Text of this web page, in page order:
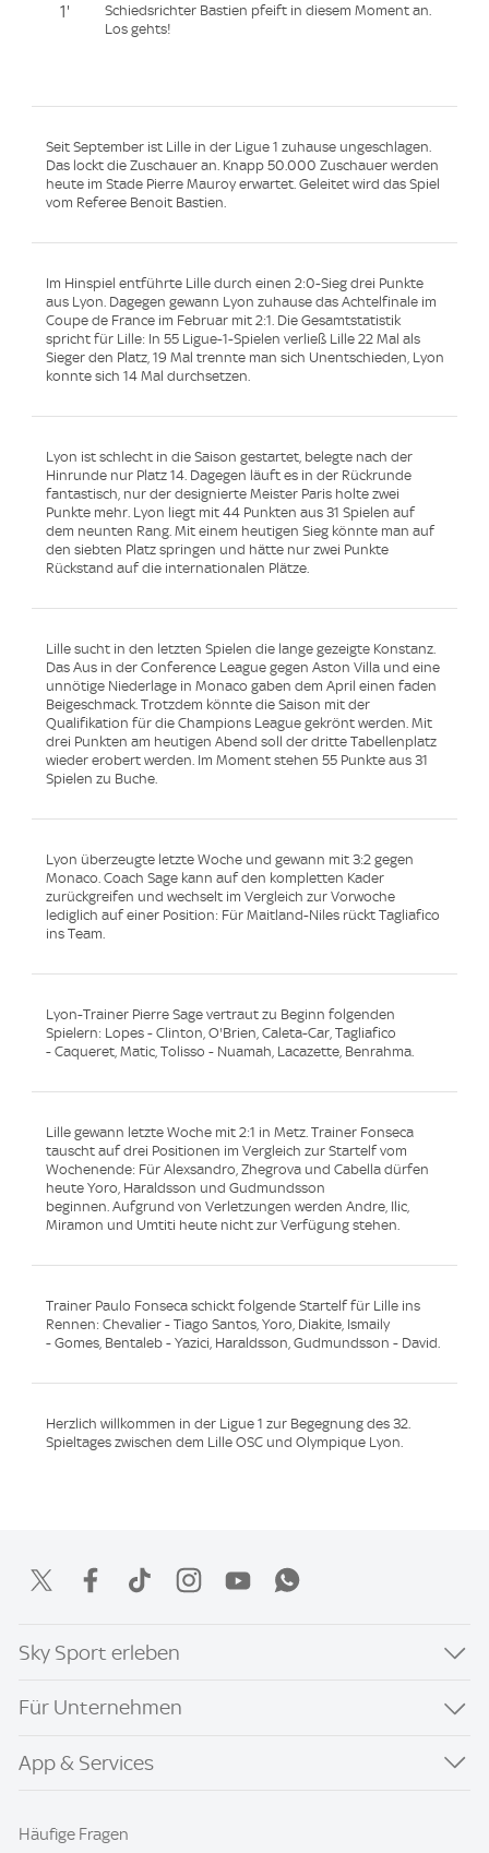
1'
Schiedsrichter Bastien pfeift in diesem Moment an.
Los gehts!
Seit September ist Lille in der Ligue 1 zuhause ungeschlagen.
Das lockt die Zuschauer an. Knapp 50.000 Zuschauer werden
heute im Stade Pierre Mauroy erwartet. Geleitet wird das Spiel
vom Referee Benoit Bastien.
Im Hinspiel entführte Lille durch einen 2:0-Sieg drei Punkte
aus Lyon. Dagegen gewann Lyon zuhause das Achtelfinale im
Coupe de France im Februar mit 2:1. Die Gesamtstatistik
spricht für Lille: In 55 Ligue-1-Spielen verließ Lille 22 Mal als
Sieger den Platz, 19 Mal trennte man sich Unentschieden, Lyon
konnte sich 14 Mal durchsetzen.
Lyon ist schlecht in die Saison gestartet, belegte nach der
Hinrunde nur Platz 14. Dagegen läuft es in der Rückrunde
fantastisch, nur der designierte Meister Paris holte zwei
Punkte mehr. Lyon liegt mit 44 Punkten aus 31 Spielen auf
dem neunten Rang. Mit einem heutigen Sieg könnte man auf
den siebten Platz springen und hätte nur zwei Punkte
Rückstand auf die internationalen Plätze.
Lille sucht in den letzten Spielen die lange gezeigte Konstanz.
Das Aus in der Conference League gegen Aston Villa und eine
unnötige Niederlage in Monaco gaben dem April einen faden
Beigeschmack. Trotzdem könnte die Saison mit der
Qualifikation für die Champions League gekrönt werden. Mit
drei Punkten am heutigen Abend soll der dritte Tabellenplatz
wieder erobert werden. Im Moment stehen 55 Punkte aus 31
Spielen zu Buche.
Lyon überzeugte letzte Woche und gewann mit 3:2 gegen
Monaco. Coach Sage kann auf den kompletten Kader
zurückgreifen und wechselt im Vergleich zur Vorwoche
lediglich auf einer Position: Für Maitland-Niles rückt Tagliafico
ins Team.
Lyon-Trainer Pierre Sage vertraut zu Beginn folgenden
Spielern: Lopes - Clinton, O'Brien, Caleta-Car, Tagliafico
- Caqueret, Matic, Tolisso - Nuamah, Lacazette, Benrahma.
Lille gewann letzte Woche mit 2:1 in Metz. Trainer Fonseca
tauscht auf drei Positionen im Vergleich zur Startelf vom
Wochenende: Für Alexsandro, Zhegrova und Cabella dürfen
heute Yoro, Haraldsson und Gudmundsson
beginnen. Aufgrund von Verletzungen werden Andre, Ilic,
Miramon und Umtiti heute nicht zur Verfügung stehen.
Trainer Paulo Fonseca schickt folgende Startelf für Lille ins
Rennen: Chevalier - Tiago Santos, Yoro, Diakite, Ismaily
- Gomes, Bentaleb - Yazici, Haraldsson, Gudmundsson - David.
Herzlich willkommen in der Ligue 1 zur Begegnung des 32.
Spieltages zwischen dem Lille OSC und Olympique Lyon.
Sky Sport erleben
Für Unternehmen
App & Services
Häufige Fragen